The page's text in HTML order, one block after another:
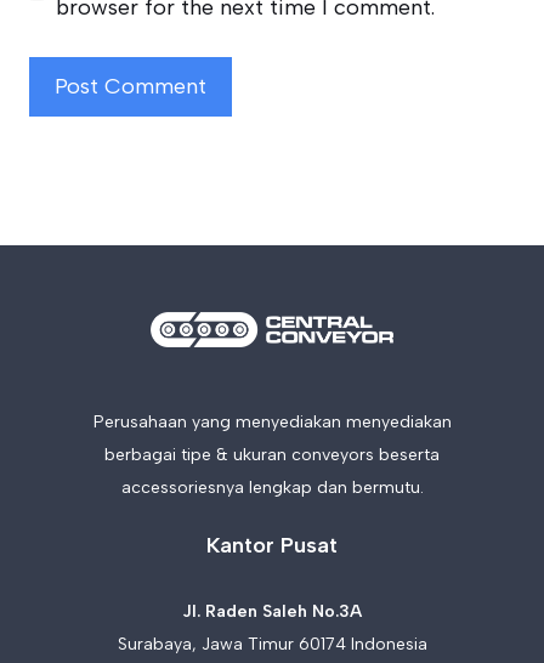
browser for the next time I comment.
Perusahaan yang menyediakan menyediakan
berbagai tipe & ukuran conveyors beserta
accessoriesnya lengkap dan bermutu.
Kantor Pusat
Jl. Raden Saleh No.3A
Surabaya, Jawa Timur 60174 Indonesia